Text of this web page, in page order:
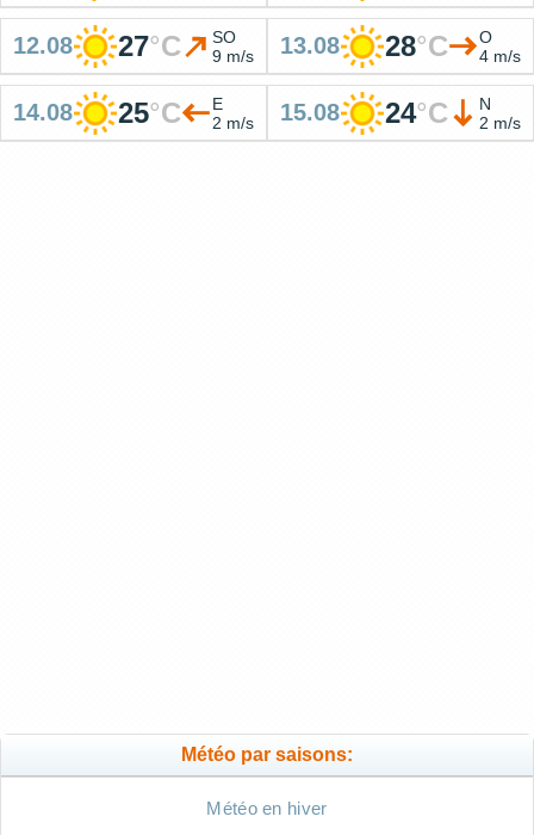
12.08 27°C
SO
9 m/s
13.08 28°C
O
4 m/s
14.08 25°C
E
2 m/s
15.08 24°C
N
2 m/s
Météo par saisons:
Météo en hiver